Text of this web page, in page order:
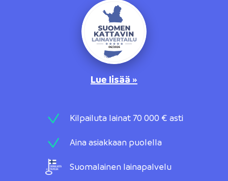
Lue lisää »
Kilpailuta lainat 70 000 € asti
Aina asiakkaan puolella
Suomalainen lainapalvelu